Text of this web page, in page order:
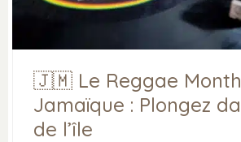
🇯🇲 Le Reggae
Jamaïque : Plongez
de l’île